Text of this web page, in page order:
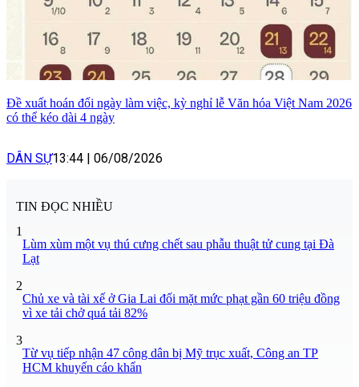
Đề xuất hoán đổi ngày làm việc, kỳ nghỉ lễ Văn hóa Việt Nam 2026
có thể kéo dài 4 ngày
DÂN SỰ13:44 | 06/08/2026
TIN ĐỌC NHIỀU
1
Lùm xùm một vụ thú cưng chết sau phẫu thuật tử cung tại Đà
Lạt
2
Chủ xe và tài xế ở Gia Lai đối mặt mức phạt gần 60 triệu đồng
vì xe tải chở quá tải 82%
3
Từ vụ tiếp nhận 47 công dân bị Mỹ trục xuất, Công an TP
HCM khuyến cáo khẩn